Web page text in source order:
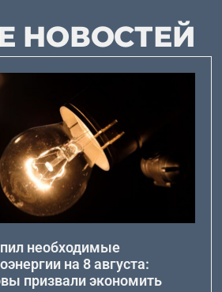
НОВОСТЕЙ
необходимые
на 8 августа:
призвали экономить